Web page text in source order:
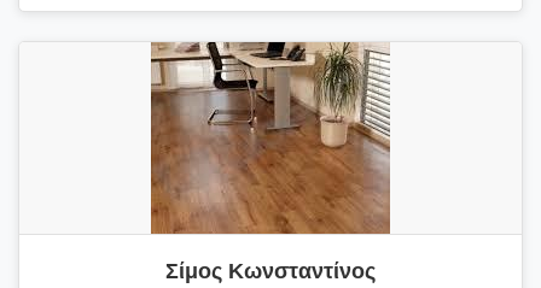
Σίμος Κωνσταντίνος